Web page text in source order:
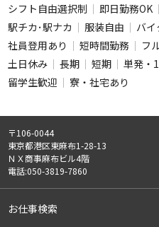
この条件
この条
全ての条
シフト自由選択制
即日勤務OK
駅チカ･駅ナカ
服装自由 バ
社員登用あり
短時間勤務 フ
土日休み
長期 短期 単発・
留学生歓迎
寮・社宅あり
〒106-0044
東京都港区東麻布1-28-13
ＮＸ商事麻布ビル4階
電話:050-3819-7860
お仕事検索